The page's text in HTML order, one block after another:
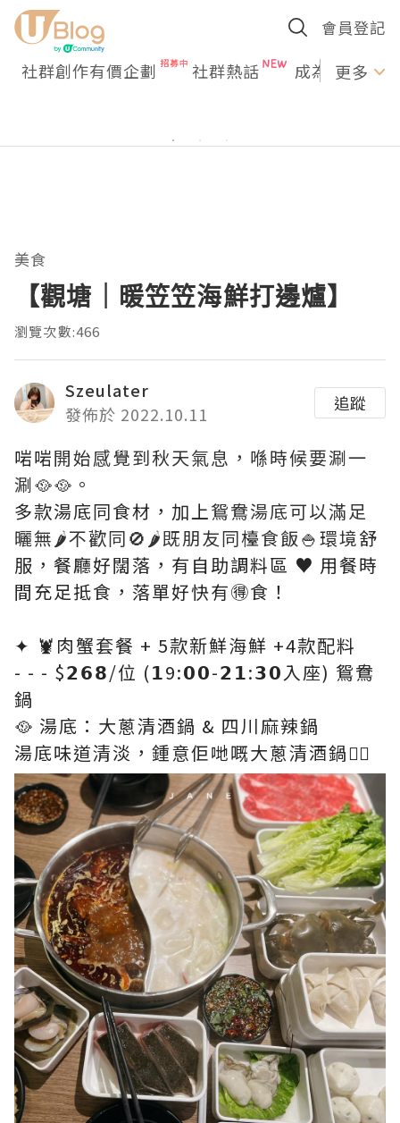
會員登記
社群創作有價企劃 社群熱話 成為U更多
美食
【觀塘｜暖笠笠海鮮打邊爐】
瀏覽次數:466
Szeulater
發佈於 2022.10.11
追蹤
啱啱開始感覺到秋天氣息，喺時候要涮一
涮🥘🥘。
多款湯底同食材，加上鴛鴦湯底可以滿足
曬無🌶️不歡同🚫🌶️既朋友同檯食飯🍚環境舒
服，餐廳好闊落，有自助調料區 ♥️ 用餐時
間充足抵食，落單好快有🉐️食！
✦ 🦞肉蟹套餐 + 5款新鮮海鮮 +4款配料
- - - $𝟮𝟲𝟴/位 (𝟭9:𝟬𝟬-𝟮𝟭:𝟯𝟬入座) 鴛鴦
鍋
🥘 湯底：大蔥清酒鍋 & 四川麻辣鍋
湯底味道清淡，鍾意佢哋嘅大蔥清酒鍋👍🏻